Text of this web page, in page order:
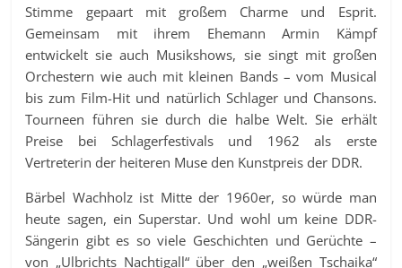
Stimme gepaart mit großem Charme und Esprit.
Gemeinsam mit ihrem Ehemann Armin Kämpf
entwickelt sie auch Musikshows, sie singt mit großen
Orchestern wie auch mit kleinen Bands – vom Musical
bis zum Film-Hit und natürlich Schlager und Chansons.
Tourneen führen sie durch die halbe Welt. Sie erhält
Preise bei Schlagerfestivals und 1962 als erste
Vertreterin der heiteren Muse den Kunstpreis der DDR.
Bärbel Wachholz ist Mitte der 1960er, so würde man
heute sagen, ein Superstar. Und wohl um keine DDR-
Sängerin gibt es so viele Geschichten und Gerüchte –
von „Ulbrichts Nachtigall“ über den „weißen Tschaika“